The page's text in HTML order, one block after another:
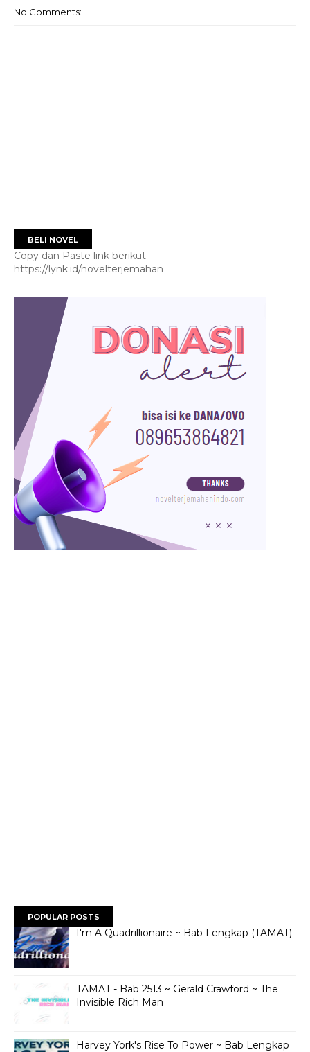
No Comments:
BELI NOVEL
Copy dan Paste link berikut
https://lynk.id/novelterjemahan
POPULAR POSTS
I'm A Quadrillionaire ~ Bab Lengkap (TAMAT)
TAMAT - Bab 2513 ~ Gerald Crawford ~ The
Invisible Rich Man
Harvey York's Rise To Power ~ Bab Lengkap